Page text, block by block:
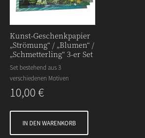
Kunst-Geschenkpapier
„Strömung“ / „Blumen“ /
„Schmetterling“ 3-er Set
Set bestehend aus 3
verschiedenen Motiven
10,00€
IN DEN WARENKORB